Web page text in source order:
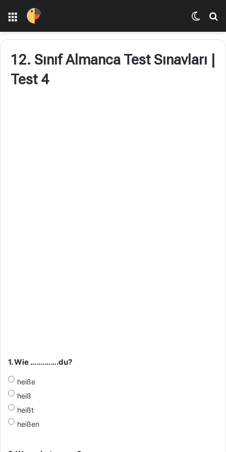
Menü Dış
12. Sınıf Almanca Test Sınavları |
Test 4
1. Wie …….…….du?
heiße
heiß
heißt
heißen